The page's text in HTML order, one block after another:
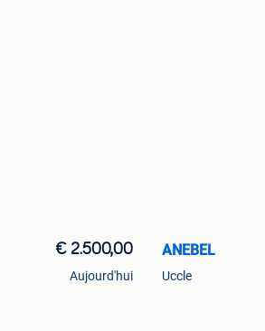
€ 2.500,00
Aujourd'hui
ANEBEL
Uccle